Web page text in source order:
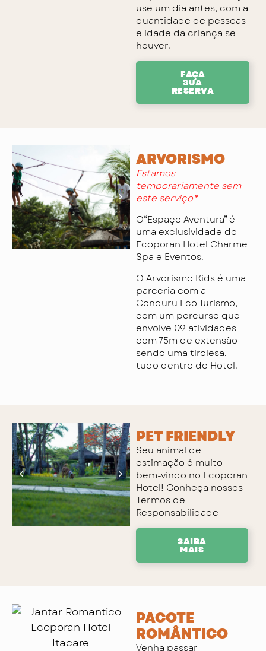
use um dia antes, com a
quantidade de pessoas
e idade da criança se
houver.
FAÇA
SUA
RESERVA
ARVORISMO
Estamos
temporariamente sem
este serviço*
O“Espaço Aventura” é
uma exclusividade do
Ecoporan Hotel Charme
Spa e Eventos.
O Arvorismo Kids é uma
parceria com a
Conduru Eco Turismo,
com um percurso que
envolve 09 atividades
com 75m de extensão
sendo uma tirolesa,
tudo dentro do Hotel.
PET FRIENDLY
Seu animal de
estimação é muito
bem-vindo no Ecoporan
Hotel! Conheça nossos
Termos de
Responsabilidade
SAIBA
MAIS
PACOTE
ROMÂNTICO
Venha passar